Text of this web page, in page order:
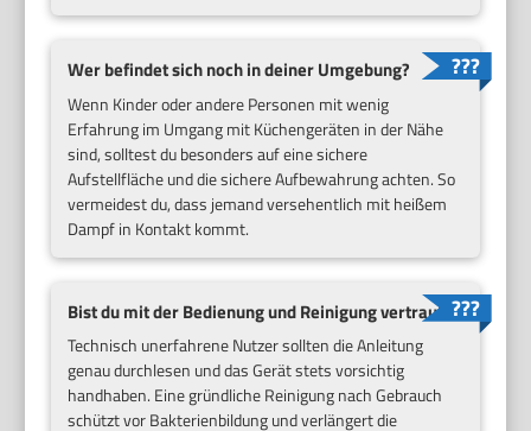
Wer befindet sich noch in deiner Umgebung?
Wenn Kinder oder andere Personen mit wenig
Erfahrung im Umgang mit Küchengeräten in der Nähe
sind, solltest du besonders auf eine sichere
Aufstellfläche und die sichere Aufbewahrung achten. So
vermeidest du, dass jemand versehentlich mit heißem
Dampf in Kontakt kommt.
Bist du mit der Bedienung und Reinigung vertraut?
Technisch unerfahrene Nutzer sollten die Anleitung
genau durchlesen und das Gerät stets vorsichtig
handhaben. Eine gründliche Reinigung nach Gebrauch
schützt vor Bakterienbildung und verlängert die